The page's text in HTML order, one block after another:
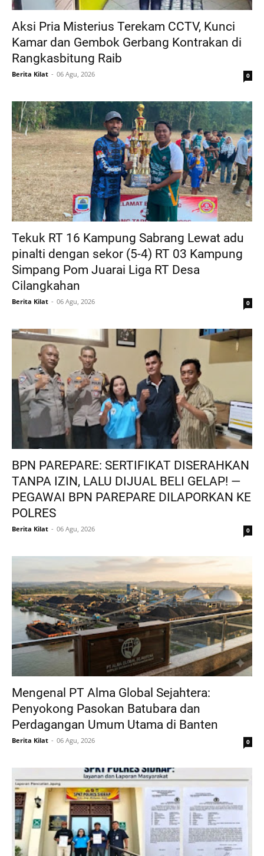
Aksi Pria Misterius Terekam CCTV, Kunci
Kamar dan Gembok Gerbang Kontrakan di
Rangkasbitung Raib ‎
Berita Kilat 06 Agu, 2026 0
Tekuk RT 16 Kampung Sabrang Lewat adu
pinalti dengan sekor (5-4) RT 03 Kampung
Simpang Pom Juarai Liga RT Desa
Cilangkahan
Berita Kilat 06 Agu, 2026 0
BPN PAREPARE: SERTIFIKAT DISERAHKAN
TANPA IZIN, LALU DIJUAL BELI GELAP! —
PEGAWAI BPN PAREPARE DILAPORKAN KE
POLRES
Berita Kilat 06 Agu, 2026 0
Mengenal PT Alma Global Sejahtera:
Penyokong Pasokan Batubara dan
Perdagangan Umum Utama di Banten
Berita Kilat 06 Agu, 2026 0